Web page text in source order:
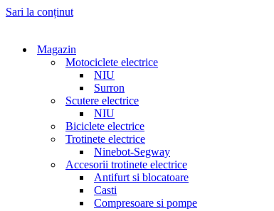
Sari la conținut
Magazin
Motociclete electrice
NIU
Surron
Scutere electrice
NIU
Biciclete electrice
Trotinete electrice
Ninebot-Segway
Accesorii trotinete electrice
Antifurt si blocatoare
Casti
Compresoare si pompe